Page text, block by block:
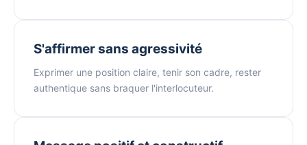
S'affirmer sans agressivité
Exprimer une position claire, tenir son cadre, rester
authentique sans braquer l'interlocuteur.